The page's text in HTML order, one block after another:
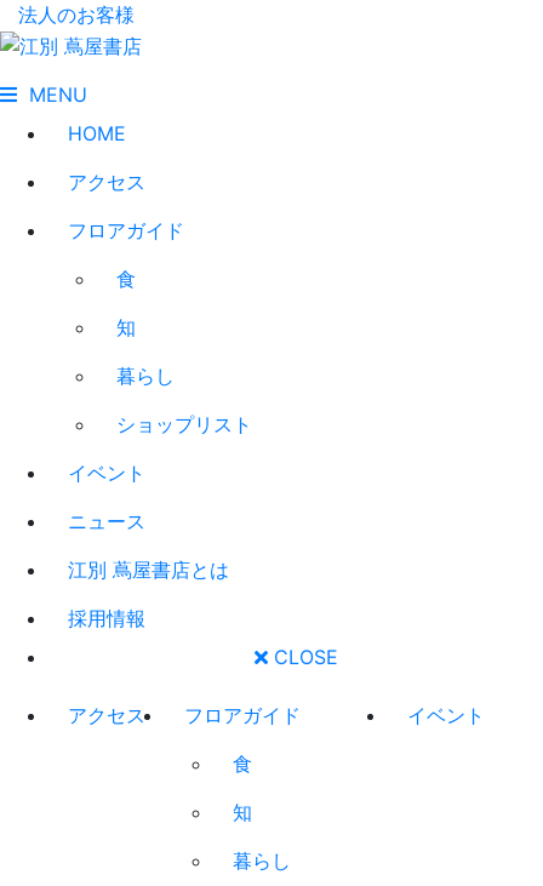
法人のお客様
MENU
HOME
アクセス
フロアガイド
食
知
暮らし
ショップリスト
イベント
ニュース
江別 蔦屋書店とは
採用情報
CLOSE
アクセス
フロアガイド
食
知
暮らし
イベント